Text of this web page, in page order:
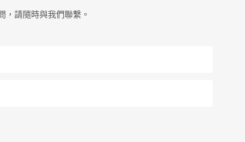
請隨時與我們聯繫。